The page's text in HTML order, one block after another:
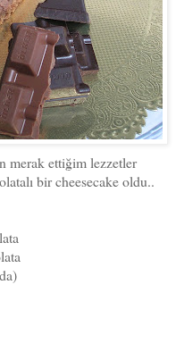
merak ettiğim lezzetler
bir cheesecake oldu..